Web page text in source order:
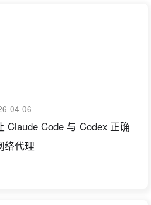
04-06
Claude Code 与 Codex 正确
络代理